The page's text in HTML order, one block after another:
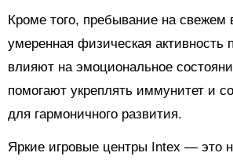
Кроме того, пребывание на свежем
умеренная физическая активность
влияют на эмоциональное
помогают укреплять иммунитет и
для гармоничного развития.
Яркие игровые центры Intex — это